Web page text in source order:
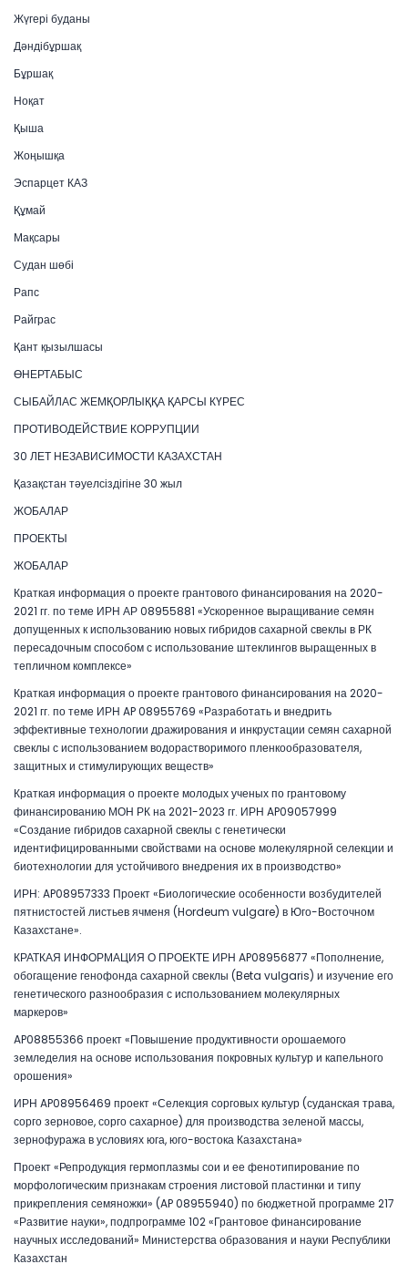
Жүгері буданы
Дәндібұршақ
Бұршақ
Ноқат
Қыша
Жоңышқа
Эспарцет КАЗ
Құмай
Мақсары
Судан шөбі
Рапс
Райграс
Қант қызылшасы
ӨНЕРТАБЫС
СЫБАЙЛАС ЖЕМҚОРЛЫҚҚА ҚАРСЫ КҮРЕС
ПРОТИВОДЕЙСТВИЕ КОРРУПЦИИ
30 ЛЕТ НЕЗАВИСИМОСТИ КАЗАХСТАН
Қазақстан тәуелсіздігіне 30 жыл
ЖОБАЛАР
ПРОЕКТЫ
ЖОБАЛАР
Краткая информация о проекте грантового финансирования на 2020-
2021 гг. по теме ИРН АР 08955881 «Ускоренное выращивание семян
допущенных к использованию новых гибридов сахарной свеклы в РК
пересадочным способом с использование штеклингов выращенных в
тепличном комплексе»
Краткая информация о проекте грантового финансирования на 2020-
2021 гг. по теме ИРН AP 08955769 «Разработать и внедрить
эффективные технологии дражирования и инкрустации семян сахарной
свеклы с использованием водорастворимого пленкообразователя,
защитных и стимулирующих веществ»
Краткая информация о проекте молодых ученых по грантовому
финансированию МОН РК на 2021-2023 гг. ИРН AP09057999
«Создание гибридов сахарной свеклы с генетически
идентифицированными свойствами на основе молекулярной селекции и
биотехнологии для устойчивого внедрения их в производство»
ИРН: AP08957333 Проект «Биологические особенности возбудителей
пятнистостей листьев ячменя (Hordeum vulgare) в Юго-Восточном
Казахстане».
КРАТКАЯ ИНФОРМАЦИЯ О ПРОЕКТЕ ИРН AP08956877 «Пополнение,
обогащение генофонда сахарной свеклы (Beta vulgaris) и изучение его
генетического разнообразия с использованием молекулярных
маркеров»
AP08855366 проект «Повышение продуктивности орошаемого
земледелия на основе использования покровных культур и капельного
орошения»
ИРН AP08956469 проект «Селекция сорговых культур (суданская трава,
сорго зерновое, сорго сахарное) для производства зеленой массы,
зернофуража в условиях юга, юго-востока Казахстана»
Проект «Репродукция гермоплазмы сои и ее фенотипирование по
морфологическим признакам строения листовой пластинки и типу
прикрепления семяножки» (AP 08955940) по бюджетной программе 217
«Развитие науки», подпрограмме 102 «Грантовое финансирование
научных исследований» Министерства образования и науки Республики
Казахстан